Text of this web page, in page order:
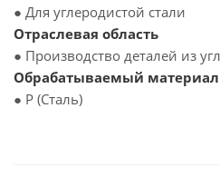
● Для углеродистой стали
Отраслевая область
● Производство деталей из
Обрабатываемый материал
● P (Сталь)